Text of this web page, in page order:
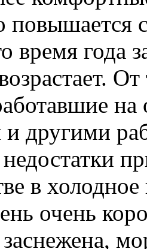
повышается
время года
другими
в
очень